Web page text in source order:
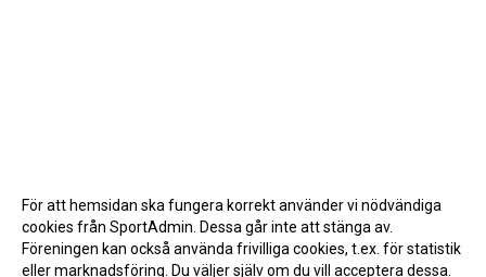
För att hemsidan ska fungera korrekt använder vi nödvändiga
cookies från SportAdmin. Dessa går inte att stänga av.
Föreningen kan också använda frivilliga cookies, t.ex. för statistik
eller marknadsföring. Du väljer själv om du vill acceptera dessa.